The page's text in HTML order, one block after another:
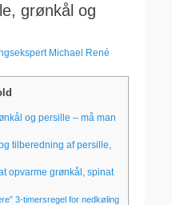
grønkål og
Michael René
og persille – må man
tilberedning af persille,
opvarme grønkål, spinat
3-timersregel for nedkøling